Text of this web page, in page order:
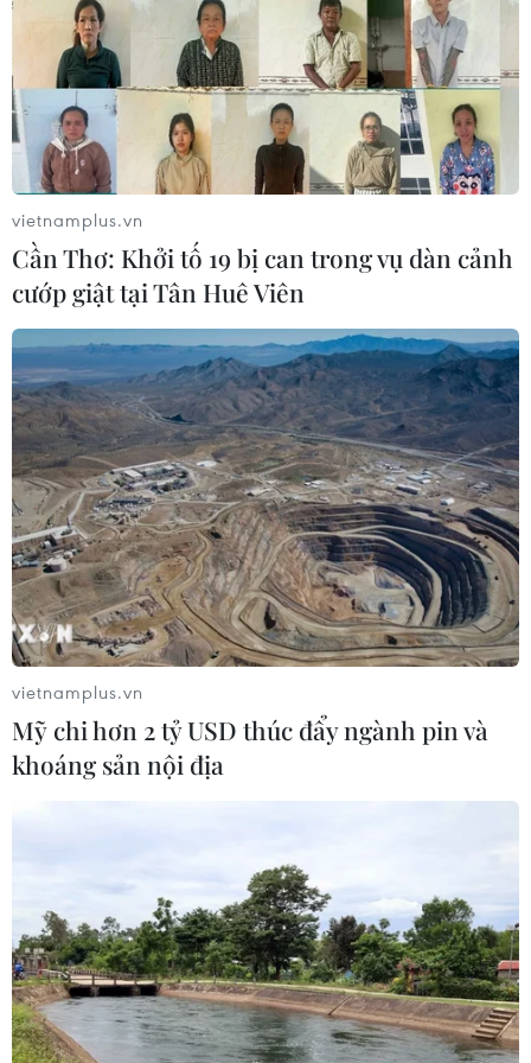
Lựa chọn thương hiệu xe tải nhẹ: Làm sao
để không xót hầu bao?
21/09/2022 07:43
Việc cân nhắc đường dài và lựa chọn đúng mẫu xe cần
đầu tư cho công việc đóng vai trò rất lớn để giúp chủ xe
nhanh chóng thu hồi vốn, biến chiếc xe thành công cụ
mang lại thu nhập.
Lựa chọn mẫu xe tải nhẹ vừa bền bỉ vừa
tiết kiệm của dân kinh doanh
vietnamplus.vn
Cần Thơ: Khởi tố 19 bị can trong vụ dàn cảnh
cướp giật tại Tân Huê Viên
vietnamplus.vn
Mỹ chi hơn 2 tỷ USD thúc đẩy ngành pin và
khoáng sản nội địa